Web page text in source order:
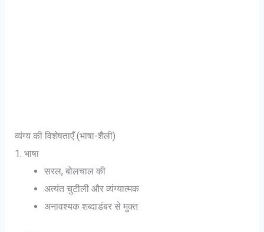
व्यंग्य की विशेषताएँ (भाषा-शैली)
1. भाषा
सरल, बोलचाल की
अत्यंत चुटीली और व्यंग्यात्मक
अनावश्यक शब्दाडंबर से मुक्त